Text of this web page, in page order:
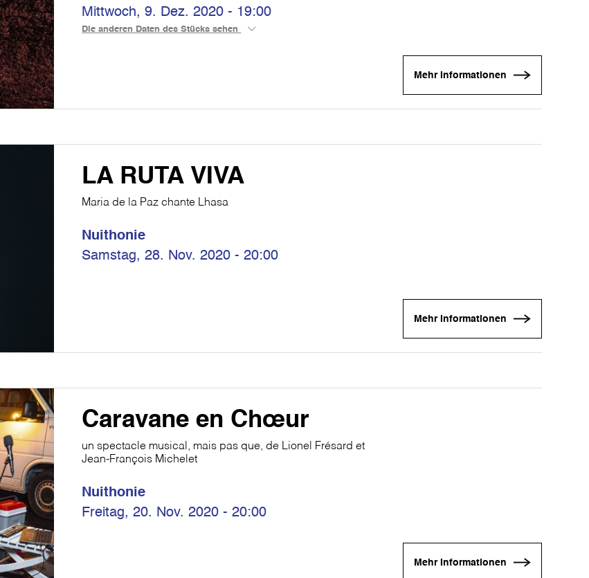
Mittwoch, 9. Dez. 2020 - 19:00
Die anderen Daten des Stücks sehen
Mehr Informationen
LA RUTA VIVA
Maria de la Paz chante Lhasa
Nuithonie
Samstag, 28. Nov. 2020 - 20:00
Mehr Informationen
Caravane en Chœur
un spectacle musical, mais pas que, de Lionel Frésard et
Jean-François Michelet
Nuithonie
Freitag, 20. Nov. 2020 - 20:00
Mehr Informationen